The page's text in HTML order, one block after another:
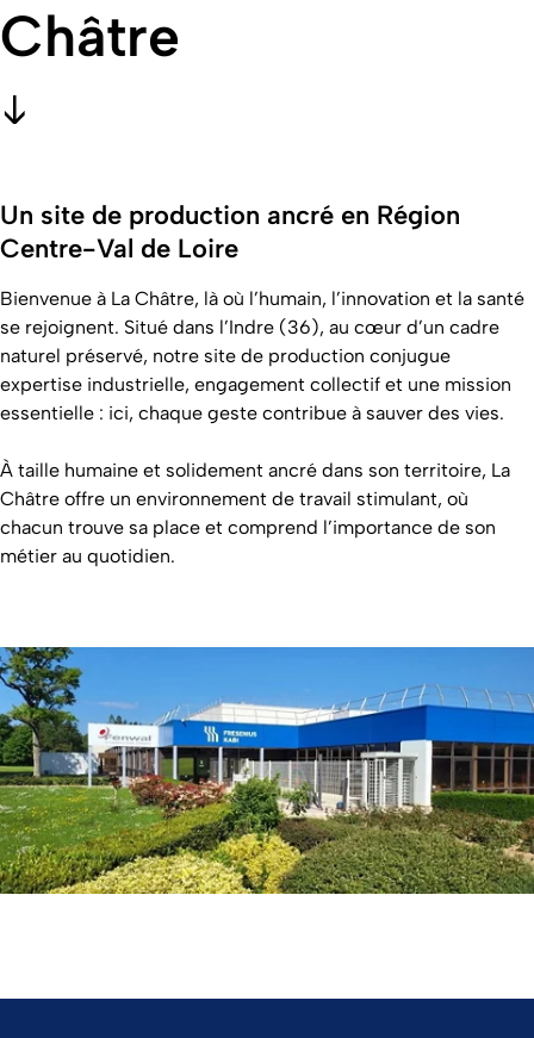
Châtre
Un site de production ancré en Région
Centre-Val de Loire
Bienvenue à La Châtre, là où l’humain, l’innovation et la santé
se rejoignent. Situé dans l’Indre (36), au cœur d’un cadre
naturel préservé, notre site de production conjugue
expertise industrielle, engagement collectif et une mission
essentielle : ici, chaque geste contribue à sauver des vies.
À taille humaine et solidement ancré dans son territoire, La
Châtre offre un environnement de travail stimulant, où
chacun trouve sa place et comprend l’importance de son
métier au quotidien.